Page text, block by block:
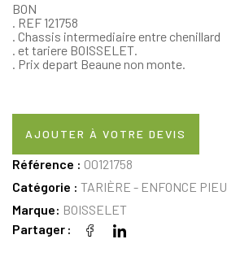
BON
. REF 121758
. Chassis intermediaire entre chenillard
. et tariere BOISSELET.
. Prix depart Beaune non monte.
AJOUTER À VOTRE DEVIS
Référence : 00121758
Catégorie : TARIÈRE - ENFONCE PIEU
Marque: BOISSELET
Partager